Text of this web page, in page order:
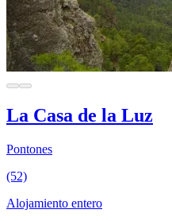
La Casa de la Luz
Pontones
(52)
Alojamiento entero